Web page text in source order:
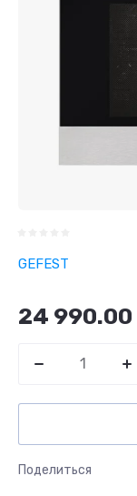
GEFEST
24 990.00
Поделиться